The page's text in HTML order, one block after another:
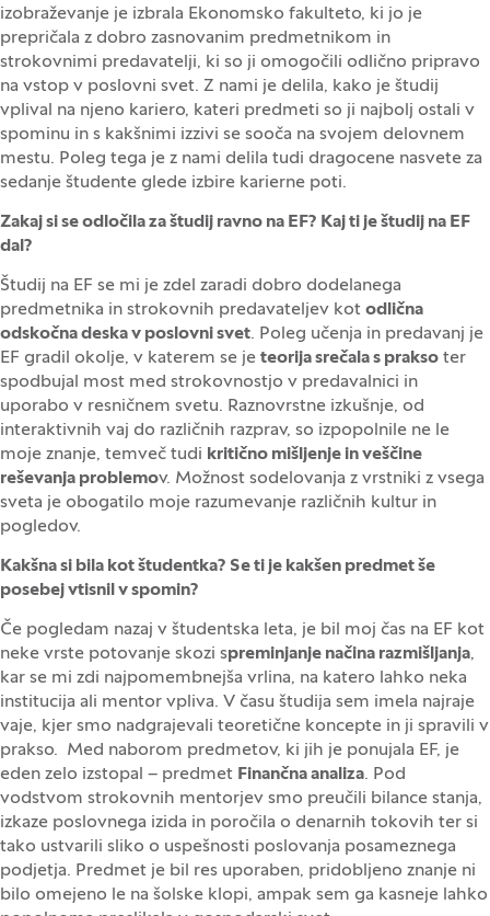
izobraževanje je izbrala Ekonomsko fakulteto, ki jo je
prepričala z dobro zasnovanim predmetnikom in
strokovnimi predavatelji, ki so ji omogočili odlično pripravo
na vstop v poslovni svet. Z nami je delila, kako je študij
vplival na njeno kariero, kateri predmeti so ji najbolj ostali v
spominu in s kakšnimi izzivi se sooča na svojem delovnem
mestu. Poleg tega je z nami delila tudi dragocene nasvete za
sedanje študente glede izbire karierne poti.
Zakaj si se odločila za študij ravno na EF? Kaj ti je študij na EF
dal?
Študij na EF se mi je zdel zaradi dobro dodelanega
predmetnika in strokovnih predavateljev kot odlična
odskočna deska v poslovni svet. Poleg učenja in predavanj je
EF gradil okolje, v katerem se je teorija srečala s prakso ter
spodbujal most med strokovnostjo v predavalnici in
uporabo v resničnem svetu. Raznovrstne izkušnje, od
interaktivnih vaj do različnih razprav, so izpopolnile ne le
moje znanje, temveč tudi kritično mišljenje in veščine
reševanja problemov. Možnost sodelovanja z vrstniki z vsega
sveta je obogatilo moje razumevanje različnih kultur in
pogledov.
Kakšna si bila kot študentka? Se ti je kakšen predmet še
posebej vtisnil v spomin?
Če pogledam nazaj v študentska leta, je bil moj čas na EF kot
neke vrste potovanje skozi spreminjanje načina razmišljanja,
kar se mi zdi najpomembnejša vrlina, na katero lahko neka
institucija ali mentor vpliva. V času študija sem imela najraje
vaje, kjer smo nadgrajevali teoretične koncepte in ji spravili v
prakso. Med naborom predmetov, ki jih je ponujala EF, je
eden zelo izstopal – predmet Finančna analiza. Pod
vodstvom strokovnih mentorjev smo preučili bilance stanja,
izkaze poslovnega izida in poročila o denarnih tokovih ter si
tako ustvarili sliko o uspešnosti poslovanja posameznega
podjetja. Predmet je bil res uporaben, pridobljeno znanje ni
bilo omejeno le na šolske klopi, ampak sem ga kasneje lahko